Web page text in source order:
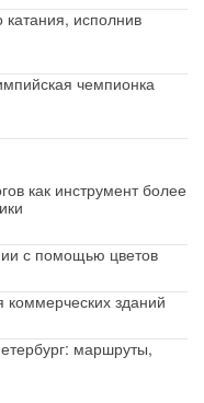
исполнив
чемпионка
как инструмент более
с помощью цветов
зданий
маршруты,